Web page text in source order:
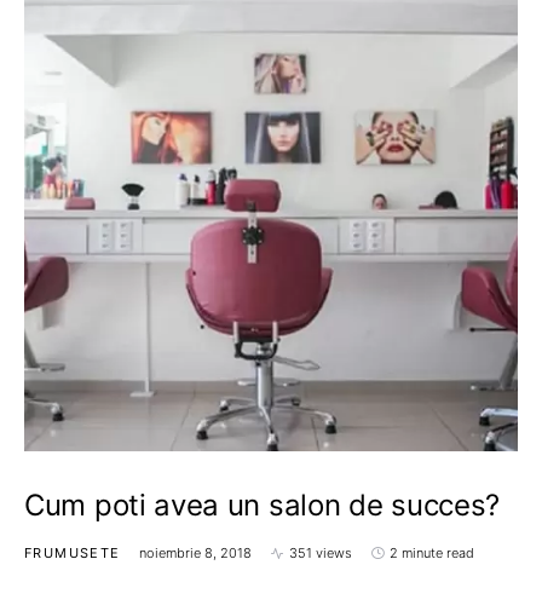
Cum poti avea un salon de succes?
FRUMUSETE noiembrie 8, 2018 351 views 2 minute read